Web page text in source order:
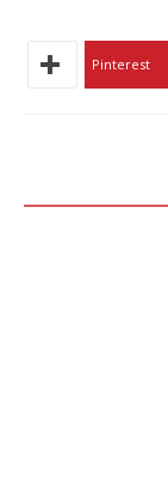
Pinterest